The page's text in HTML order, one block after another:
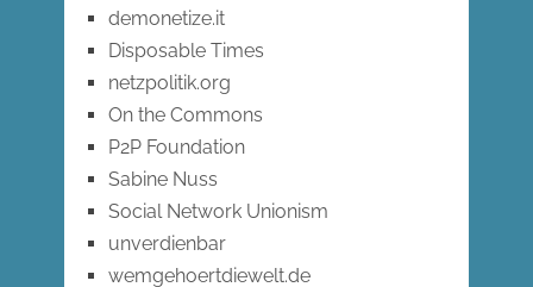
demonetize.it
Disposable Times
netzpolitik.org
On the Commons
P2P Foundation
Sabine Nuss
Social Network Unionism
unverdienbar
wemgehoertdiewelt.de